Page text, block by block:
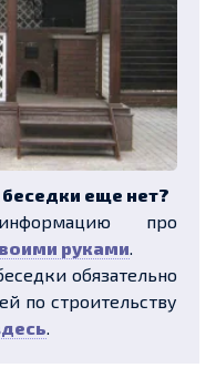
еще нет?
про
руками.
обязательно
по строительству
.